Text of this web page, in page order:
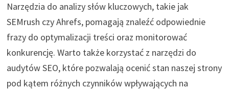
Narzędzia do analizy słów kluczowych, takie jak
SEMrush czy Ahrefs, pomagają znaleźć odpowiednie
frazy do optymalizacji treści oraz monitorować
konkurencję. Warto także korzystać z narzędzi do
audytów SEO, które pozwalają ocenić stan naszej strony
pod kątem różnych czynników wpływających na